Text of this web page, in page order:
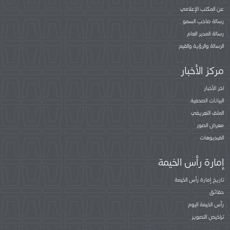
عن المكتب الإعلامي
رسالة صاحب السمو
رسالة المدير العام
الرسالة والرؤية والقيم
مركز الأخبار
اخر الأخبار
البيانات الصحفية
الملف التعريفي
معرض الصور
الفيديوهات
إمارة رأس الخيمة
تاريخ إمارة رأس الخيمة
حقائق
رأس الخيمة اليوم
تراخيص التصوير